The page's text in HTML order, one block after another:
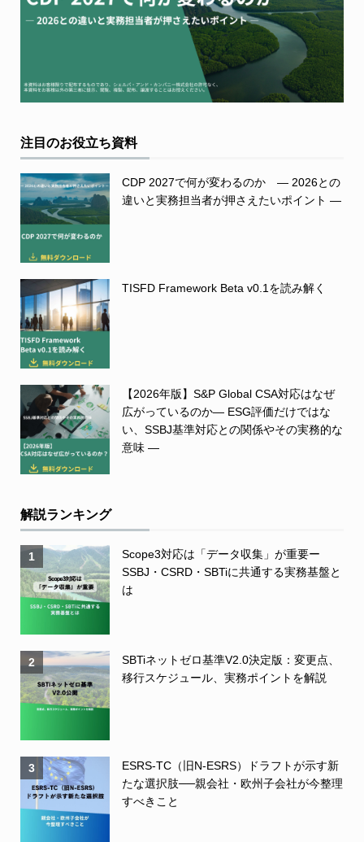
注目のお役立ち資料
CDP 2027で何が変わるのか ― 2026との
違いと実務担当者が押さえたいポイント ―
TISFD Framework Beta v0.1を読み解く
【2026年版】S&P Global CSA対応はなぜ
広がっているのか― ESG評価だけではな
い、SSBJ基準対応との関係やその実務的な
意味 ―
解説ランキング
1
Scope3対応は「データ収集」が重要ー
SSBJ・CSRD・SBTiに共通する実務基盤と
は
2
SBTiネットゼロ基準V2.0決定版：変更点、
移行スケジュール、実務ポイントを解説
3
ESRS-TC（旧N-ESRS）ドラフトが示す新
たな選択肢──親会社・欧州子会社が今整理
すべきこと